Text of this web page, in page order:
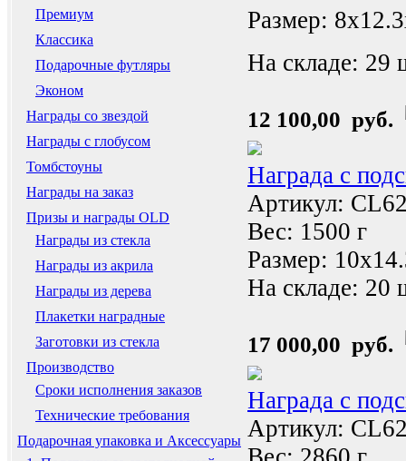
Премиум
Классика
Подарочные футляры
Эконом
Награды со звездой
Награды с глобусом
Томбстоуны
Награды на заказ
Призы и награды OLD
Награды из стекла
Награды из акрила
Награды из дерева
Плакетки наградные
Заготовки из стекла
Производство
Сроки исполнения заказов
Технические требования
Подарочная упаковка и Аксессуары
Размер:
На складе: 29
12 100,00 руб.
Награда с
Артикул:
Вес: 1500 г
Размер:
На складе: 20
17 000,00 руб.
Награда с
Артикул: